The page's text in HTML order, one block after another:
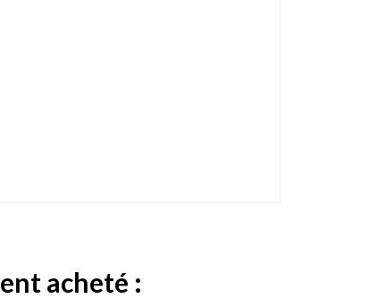
acheté :